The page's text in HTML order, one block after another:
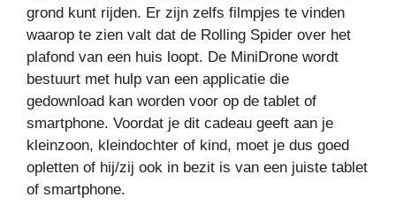
grond kunt rijden. Er zijn zelfs filmpjes te vinden
waarop te zien valt dat de Rolling Spider over het
plafond van een huis loopt. De MiniDrone wordt
bestuurt met hulp van een applicatie die
gedownload kan worden voor op de tablet of
smartphone. Voordat je dit cadeau geeft aan je
kleinzoon, kleindochter of kind, moet je dus goed
opletten of hij/zij ook in bezit is van een juiste tablet
of smartphone.